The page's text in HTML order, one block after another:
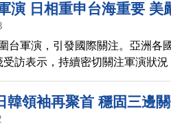
演 日相重申台海重要 美
台軍演，引發國際關注。亞洲各
受訪表示，持續密切關注軍演狀
對日本，對地區而言也是極為重
動態，確認目前未有中共飛彈落
關受害等狀況。美國國務院則罕
韓領袖再聚首 穩固三邊